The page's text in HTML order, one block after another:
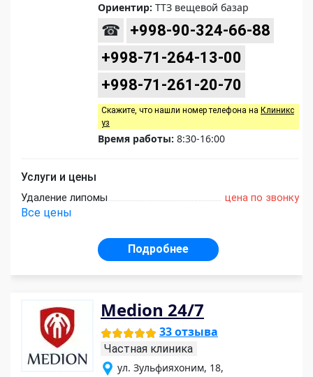
Ориентир: ТТЗ вещевой базар
☎
+998-90-324-66-88
+998-71-264-13-00
+998-71-261-20-70
Скажите, что нашли номер телефона на Клиникс
уз
Время работы: 8:30-16:00
Услуги и цены
Удаление липомы цена по звонку
Все цены
Подробнее
Medion 24/7
33 отзыва
Частная клиника
ул. Зульфияхоним, 18,